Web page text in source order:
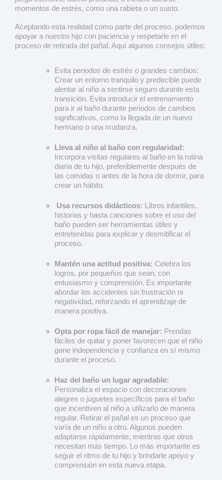
momentos de estrés, como una rabieta o un susto.
Aceptando esta realidad como parte del proceso, podemos
apoyar a nuestro hijo con paciencia y respetarle en el
proceso de retirada del pañal. Aquí algunos consejos útiles:
Evita periodos de estrés o grandes cambios:
Crear un entorno tranquilo y predecible puede
alentar al niño a sentirse seguro durante esta
transición. Evita introducir el entrenamiento
para ir al baño durante periodos de cambios
significativos, como la llegada de un nuevo
hermano o una mudanza.
Lleva al niño al baño con regularidad:
Incorpora visitas regulares al baño en la rutina
diaria de tu hijo, preferiblemente después de
las comidas o antes de la hora de dormir, para
crear un hábito.
Usa recursos didácticos: Libros infantiles,
historias y hasta canciones sobre el uso del
baño pueden ser herramientas útiles y
entretenidas para explicar y desmitificar el
proceso.
Mantén una actitud positiva: Celebra los
logros, por pequeños que sean, con
entusiasmo y comprensión. Es importante
abordar los accidentes sin frustración ni
negatividad, reforzando el aprendizaje de
manera positiva.
Opta por ropa fácil de manejar: Prendas
fáciles de quitar y poner favorecen que el niño
gane independencia y confianza en sí mismo
durante el proceso.
Haz del baño un lugar agradable:
Personaliza el espacio con decoraciones
alegres o juguetes específicos para el baño
que incentiven al niño a utilizarlo de manera
regular. Retirar el pañal es un proceso que
varía de un niño a otro. Algunos pueden
adaptarse rápidamente, mientras que otros
necesitan más tiempo. Lo más importante es
seguir el ritmo de tu hijo y brindarle apoyo y
comprensión en esta nueva etapa.